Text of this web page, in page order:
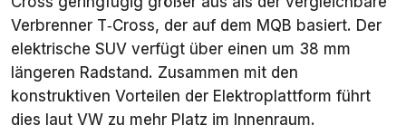
Verbrenner T‑Cross, der auf dem MQB basiert. Der
elektrische SUV verfügt über einen um 38 mm
längeren Radstand. Zusammen mit den
konstruktiven Vorteilen der Elektroplattform führt
dies laut VW zu mehr Platz im Innenraum.